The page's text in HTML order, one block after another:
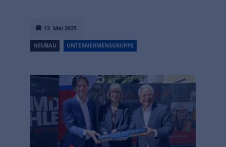
12. Mai 2025
NEUBAU UNTERNEHMENSGRUPPE